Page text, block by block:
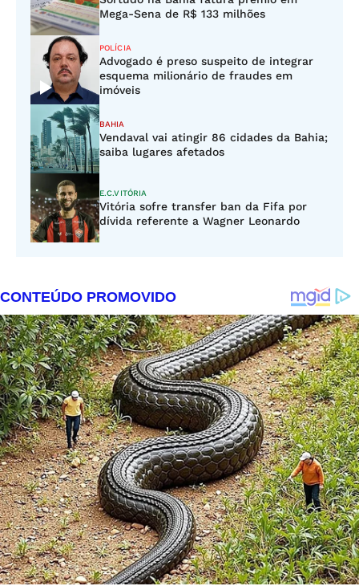
Mega-Sena de R$ 133 milhões
POLÍCIA
Advogado é preso suspeito de integrar
esquema milionário de fraudes em
imóveis
BAHIA
Vendaval vai atingir 86 cidades da Bahia;
saiba lugares afetados
E.C.VITÓRIA
Vitória sofre transfer ban da Fifa por
dívida referente a Wagner Leonardo